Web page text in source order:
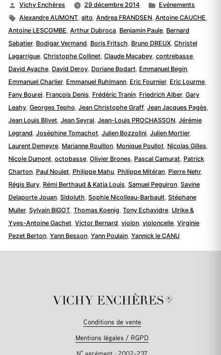
Publié
par
Vichy Enchères 29 décembre 2014
Publié
dans
Evénements
Étiquettes :
Alexandre AUMONT,alto,Andrea FRANDSEN,Antoine CAUCHE,
Antoine LESCOMBE, Arthur Dubroca, Benjamin Paule, Bernard
Sabatier, Bodigar Vermand, Boris Fritsch, Bruno DREUX, Christel
Lagarrigue, Christophe Collinet, Claude Macabey, contrebasse,
David Ayache, David Deroy, Doriane Bodart, Emmanuel Begin,
Emmanuel Charlier, Emmanuel Ruhlmann, Eric Fournier, Eric Lourme,
Fany Bourel, François Denis, Frédéric Tranin, Friedrich Alber, Gary
Leahy, Georges Tepho, Jean Christophe Graff, Jean Jacques Pagès,
Jean Louis Blivet, Jean Seyral, Jean-Louis PROCHASSON, Jérémie
Legrand, Joséphine Tomachot, Julien Bozzolini, Julien Mortier,
Laurent Demeyre, Marianne Rouillon, Monique Poullot, Nicolas Gilles,
Nicole Dumont, octobasse, Olivier Brones, Pascal Camurat, Patrick
Charton, Paul Noulet, Philippe Mahu, Philippe Mitéran, Pierre Nehr,
Régis Bury, Rémi Berthaud & Katia Louis, Samuel Peguiron, Savine
Delaporte Jouan, Sidoluth, Sophie Nicolleau-Barbault, Stéphane
Muller, Sylvain BIGOT, Thomas Koenig, Tony Echavidre, Ulrike &
Yves-Antoine Gachet, Victor Bernard, violon, violoncelle, Virginie
Pezet Berton, Yann Besson, Yann Poulain, Yannick le CANU
Conditions de vente
Mentions légales / RGPD
N° agrément : 2002-237